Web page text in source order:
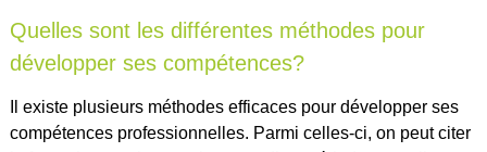
Quelles sont les différentes méthodes pour
développer ses compétences?
Il existe plusieurs méthodes efficaces pour développer ses
compétences professionnelles. Parmi celles-ci, on peut citer